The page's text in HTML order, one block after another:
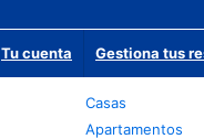
Tu cuenta Gestiona tus
Casas
Apartamentos